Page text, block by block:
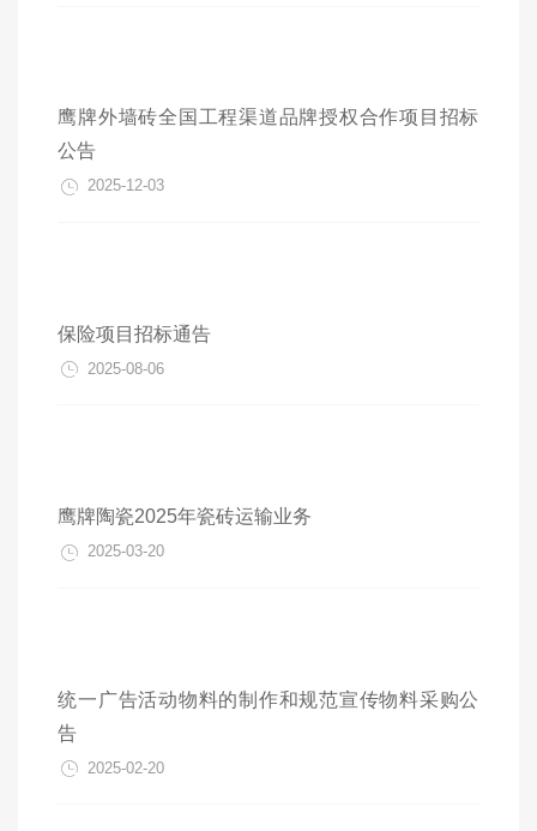
鹰牌外墙砖全国工程渠道品牌授权合作项目招标
公告
2025-12-03
保险项目招标通告
2025-08-06
鹰牌陶瓷2025年瓷砖运输业务
2025-03-20
统一广告活动物料的制作和规范宣传物料采购公
告
2025-02-20